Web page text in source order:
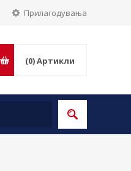
Прилагодувања
(0)Артикли